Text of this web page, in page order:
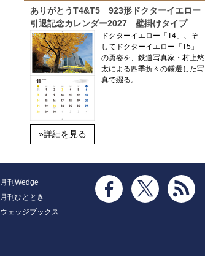
ありがとうT4&T5 923形ドクターイエロー
引退記念カレンダー2027 壁掛けタイプ
»詳細を見る
ドクターイエロー「T4」、そ
してドクターイエロー「T5」
の勇姿を、鉄道写真家・村上悠
太による四季折々の厳選した写
真で綴る。
月刊Wedge
月刊ひととき
ウェッジブックス